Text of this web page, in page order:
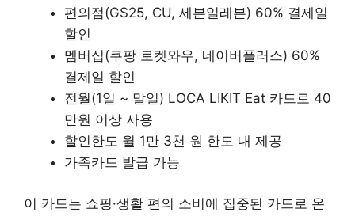
편의점(GS25, CU, 세븐일레븐) 60% 결제일
할인
멤버십(쿠팡 로켓와우, 네이버플러스) 60%
결제일 할인
전월(1일 ~ 말일) LOCA LIKIT Eat 카드로 40
만원 이상 사용
할인한도 월 1만 3천 원 한도 내 제공
가족카드 발급 가능
이 카드는 쇼핑·생활 편의 소비에 집중된 카드로 온